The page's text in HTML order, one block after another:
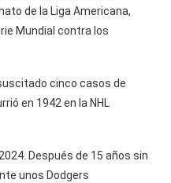
de la Liga Americana,
Mundial contra los
cinco casos de
en 1942 en la NHL
Después de 15 años sin
unos Dodgers